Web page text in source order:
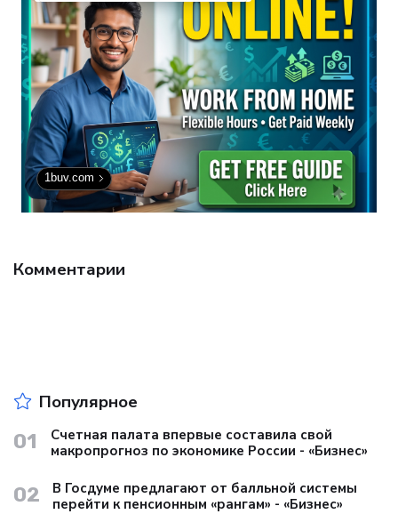
1buv.com
Комментарии
Популярное
01
Счетная палата впервые составила свой
макропрогноз по экономике России - «Бизнес»
02
В Госдуме предлагают от балльной системы
перейти к пенсионным «рангам» - «Бизнес»